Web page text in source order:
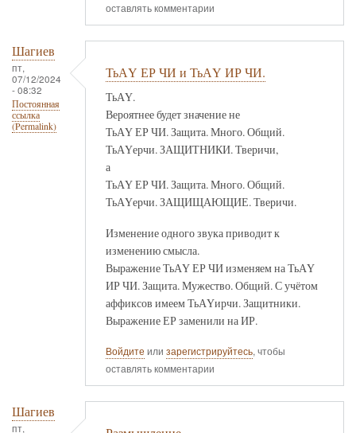
оставлять комментарии
Шагиев
пт,
07/12/2024
- 08:32
Постоянная
ссылка
(Permalink)
ТьАҮ ЕР ЧИ и ТьАҮ ИР ЧИ.
ТьАҮ.
Вероятнее будет значение не
ТьАҮ ЕР ЧИ. Защита. Много. Общий.
ТьАҮерчи. ЗАЩИТНИКИ. Тверичи,
а
ТьАҮ ЕР ЧИ. Защита. Много. Общий.
ТьАҮерчи. ЗАЩИЩАЮЩИЕ. Тверичи.
Изменение одного звука приводит к
изменению смысла.
Выражение ТьАҮ ЕР ЧИ изменяем на ТьАҮ
ИР ЧИ. Защита. Мужество. Общий. С учётом
аффиксов имеем ТьАҮирчи. Защитники.
Выражение ЕР заменили на ИР.
Войдите или зарегистрируйтесь, чтобы
оставлять комментарии
Шагиев
пт,